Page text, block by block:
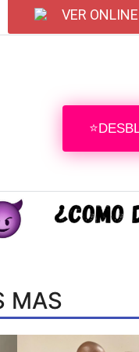
VER ONLINE
MAS